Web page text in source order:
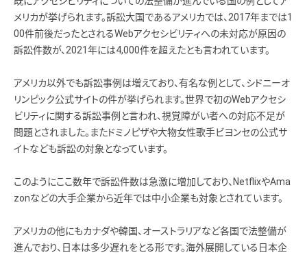
メリカが挙げられます。訴訟大国であるアメリカでは、2017年までは1
00件前後だったとされるWebアクセシビリティへの未対応が原因の
訴訟件数が、2021年には4,000件を超えたとも言われています。
アメリカ以外でも訴訟事例は増えており、有名な例として、シドニーオ
リンピック公式サイトの件が挙げられます。世界で初のWebアクセシ
ビリティに関する訴訟事例と言われ、視覚障がい者への対応不足が
問題とされました。またドミノピザや大物女性歌手ビヨンセの公式サ
イトなども訴訟の対象となっています。
このようにここ数年で訴訟件数は急激に増加しており、NetflixやAma
zonなどの大手企業から近年では中小企業も対象とされています。
アメリカの他にもカナダや韓国、オーストラリアなど各国で法整備が
進んでおり、日本は多少遅れをとる形です。海外展開している日本企